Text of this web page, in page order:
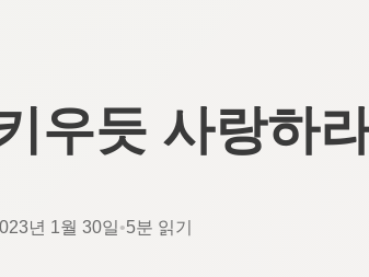
우듯 사랑하
년 1월 30일•5분 읽기